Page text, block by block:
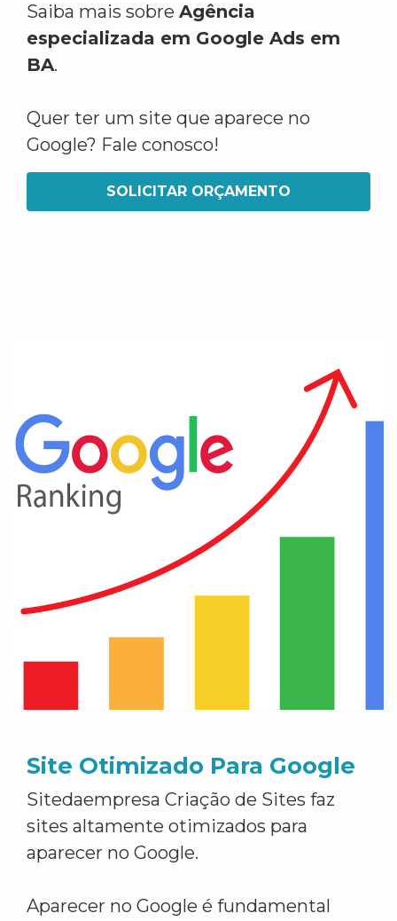
Saiba mais sobre Agência
especializada em Google Ads em
BA.
Quer ter um site que aparece no
Google? Fale conosco!
SOLICITAR ORÇAMENTO
Site Otimizado Para Google
Sitedaempresa Criação de Sites faz
sites altamente otimizados para
aparecer no Google.
Aparecer no Google é fundamental